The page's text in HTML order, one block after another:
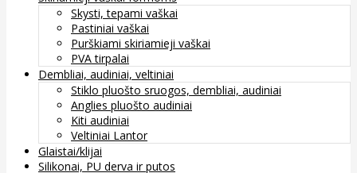
Skysti, tepami vaškai
Pastiniai vaškai
Purškiami skiriamieji vaškai
PVA tirpalai
Dembliai, audiniai, veltiniai
Stiklo pluošto sruogos, dembliai, audiniai
Anglies pluošto audiniai
Kiti audiniai
Veltiniai Lantor
Glaistai/klijai
Silikonai, PU derva ir putos